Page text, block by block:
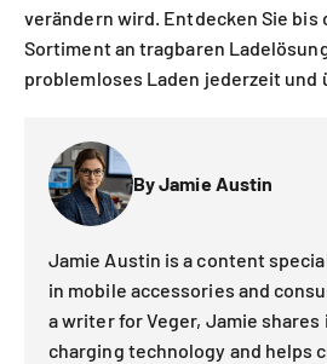
verändern wird. Entdecken Sie bis
Sortiment an tragbaren
problemloses Laden jederzeit und
By Jamie Austin
Jamie Austin is a content
in mobile accessories and
a writer for Veger, Jamie
charging technology and helps